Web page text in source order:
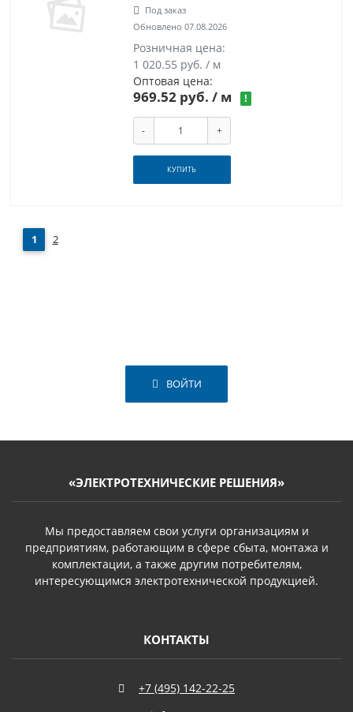
Под заказ
Обновлено 07.08.2026
Розничная цена:
1 020.55 руб. / м
Оптовая цена:
969.52 руб. / м !
- +
КУПИТЬ
1 2
ВОЙТИ
«ЭЛЕКТРОТЕХНИЧЕСКИЕ РЕШЕНИЯ»
Мы предоставляем свои услуги организациям и
предприятиям, работающим в сфере сбыта, монтажа и
комплектации, а также другим потребителям,
интересующимся электротехнической продукцией.
КОНТАКТЫ
+7 (495) 142-22-25